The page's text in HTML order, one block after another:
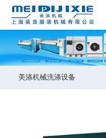
美涤机械洗涤设备